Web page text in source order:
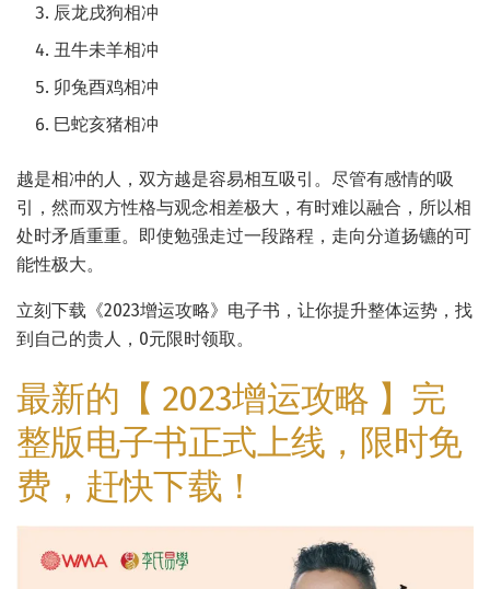
辰龙戌狗相冲
丑牛未羊相冲
卯兔酉鸡相冲
巳蛇亥猪相冲
越是相冲的人，双方越是容易相互吸引。尽管有感情的吸
引，然而双方性格与观念相差极大，有时难以融合，所以相
处时矛盾重重。即使勉强走过一段路程，走向分道扬镳的可
能性极大。
立刻下载《2023增运攻略》电子书，让你提升整体运势，找
到自己的贵人，0元限时领取。
最新的【 2023增运攻略 】完
整版电子书正式上线，限时免
费，赶快下载！